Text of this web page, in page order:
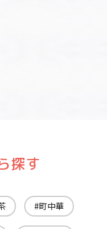
探す
町中華